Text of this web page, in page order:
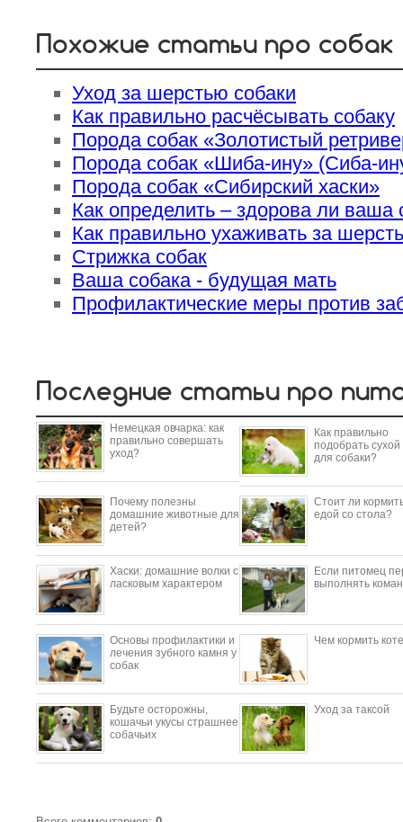
Похожие статьи про собак
Уход за шерстью собаки
Как правильно расчёсывать собаку
Порода собак «Золотистый
Порода собак «Шиба-ину» (Сиба-
Порода собак «Сибирский хаски»
Как определить – здорова ли ваша
Как правильно ухаживать за
Стрижка собак
Ваша собака - будущая мать
Профилактические меры против
Последние статьи про
Немецкая овчарка: как
правильно совершать
уход?
Как правильно
подобрать сухой
для собаки?
Почему полезны
домашние животные для
детей?
Стоит ли
едой со стола?
​Хаски: домашние волки с
ласковым характером
Если питомец
выполнять
Основы профилактики и
лечения зубного камня у
собак
Чем кормить
Будьте осторожны,
кошачьи укусы страшнее
собачьих
Уход за таксой